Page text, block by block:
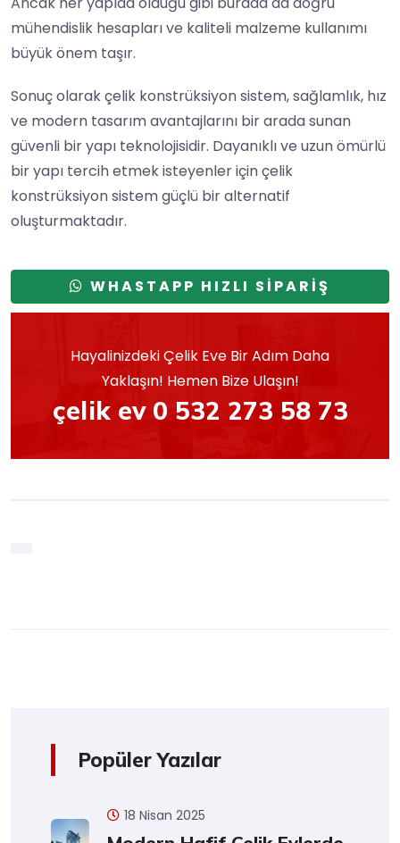
mühendislik hesapları ve kaliteli malzeme kullanımı
büyük önem taşır.
Sonuç olarak çelik konstrüksiyon sistem, sağlamlık, hız
ve modern tasarım avantajlarını bir arada sunan
güvenli bir yapı teknolojisidir. Dayanıklı ve uzun ömürlü
bir yapı tercih etmek isteyenler için çelik
konstrüksiyon sistem güçlü bir alternatif
oluşturmaktadır.
WHASTAPP HIZLI SİPARİŞ
Hayalinizdeki Çelik Eve Bir Adım Daha
Yaklaşın! Hemen Bize Ulaşın!
çelik ev 0 532 273 58 73
Popüler Yazılar
18 Nisan 2025